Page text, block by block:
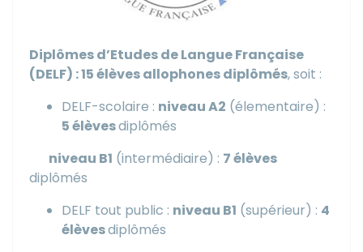
Diplômes d’Etudes de Langue Française
(DELF) : 15 élèves allophones diplômés, soit :
DELF-scolaire : niveau A2 (élementaire) :
5 élèvesdiplômés
niveau B1 (intermédiaire) : 7 élèves
diplômés
DELF tout public : niveau B1 (supérieur) : 4
élèvesdiplômés